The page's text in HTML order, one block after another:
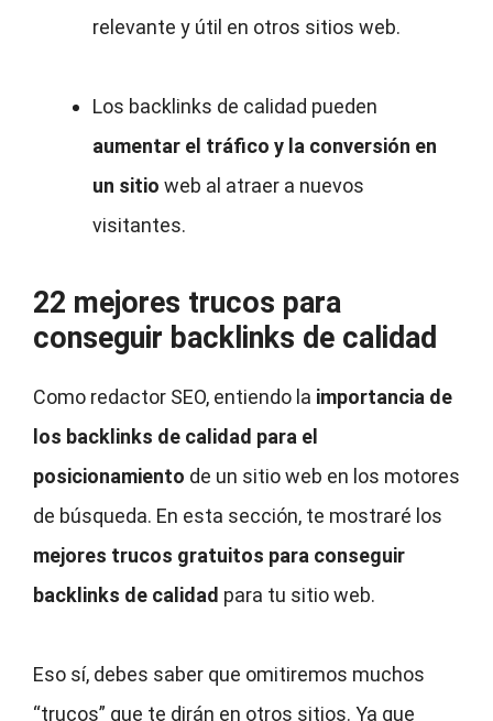
relevante y útil en otros sitios web.
Los backlinks de calidad pueden
aumentar el tráfico y la conversión en
un sitio web al atraer a nuevos
visitantes.
22 mejores trucos para
conseguir backlinks de calidad
Como redactor SEO, entiendo la importancia de
los backlinks de calidad para el
posicionamiento de un sitio web en los motores
de búsqueda. En esta sección, te mostraré los
mejores trucos gratuitos para conseguir
backlinks de calidad para tu sitio web.
Eso sí, debes saber que omitiremos muchos
“trucos” que te dirán en otros sitios. Ya que